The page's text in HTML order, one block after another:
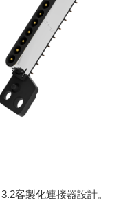
客製化連接器設計。